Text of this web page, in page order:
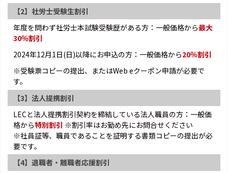
【2】社労士受験生割引
年度を問わず社労士本試験受験歴がある方：一般価格から最大
30％割引
2024年12月1日(日)以降にお申込の方：一般価格から20％割引
※受験票コピーの提出、またはWeb eクーポン申請が必要で
す。
【3】法人提携割引
LECと法人提携割引契約を締結している法人職員の方：一般価
格から特別割引 ※割引率はお勤め先にお問合せください
※社員証等、職員であることを証明する書類コピーの提出が必
要です。
【4】退職者・離職者応援割引